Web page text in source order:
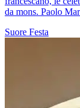
da mons. Paolo
Suore Festa